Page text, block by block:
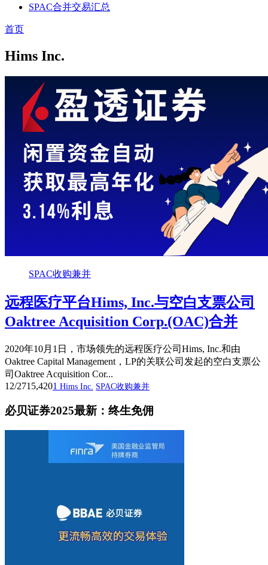
SPAC合并交易汇总
首页
Hims Inc.
SPAC收购兼并
远程医疗平台Hims, Inc.与空白支票公司
Oaktree Acquisition Corp.(OAC)合并
2020年10月1日，市场领先的远程医疗公司Hims, Inc.和由
Oaktree Capital Management，LP的关联公司发起的空白支票公
司Oaktree Acquisition Cor...
12/2715,4201 Hims Inc. SPAC收购兼并
必贝证券2025最新：终生免佣